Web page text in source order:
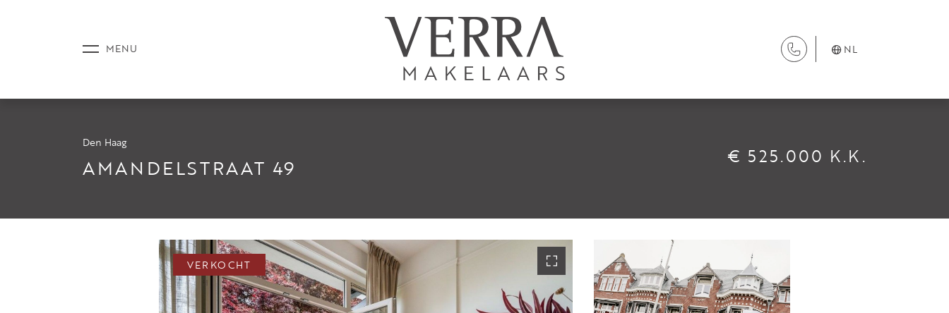
NL
Den Haag
AMANDELSTRAAT 49 € 525.000 K.K.
VERKOCHT
AANBOD
DIENSTEN
NIEUWS
Shortstay
Nieuwbouw
Verkocht
Verhuurd
Beheer
Verkoop
Nieuwbouw